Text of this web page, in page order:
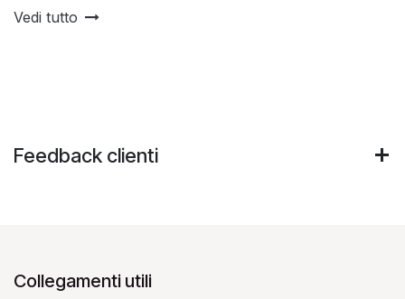
Vedi tutto
Feedback clienti
Collegamenti utili